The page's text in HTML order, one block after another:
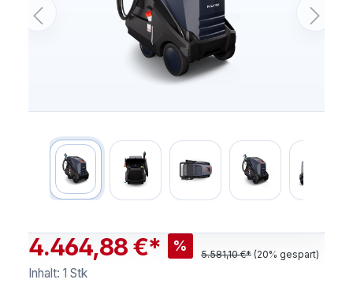
4.464,88 €* %
5.581,10 €* (20% gespart)
Inhalt: 1 Stk